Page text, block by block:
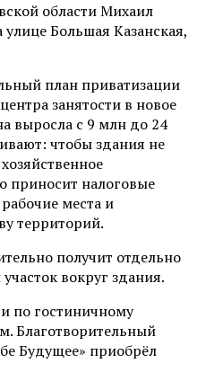
области Михаил
Большая Казанская,
план приватизации
занятости в новое
выросла с 9 млн до 24
чтобы здания не
приносит налоговые
места и
территорий.
получит отдельно
вокруг здания.
по гостиничному
Благотворительный
Будущее» приобрёл